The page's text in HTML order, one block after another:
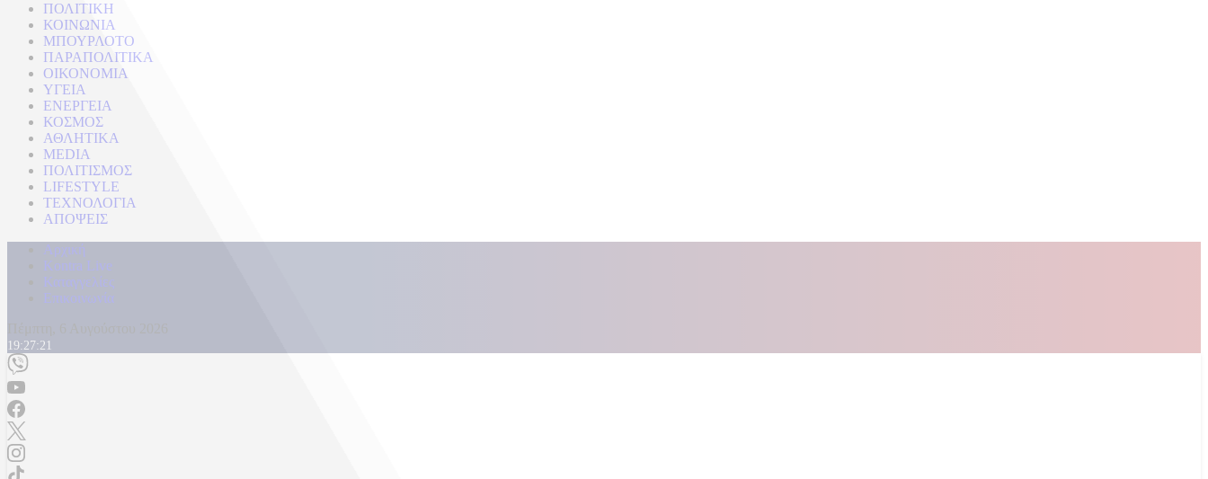
ΠΟΛΙΤΙΚΗ
ΚΟΙΝΩΝΙΑ
ΜΠΟΥΡΛΟΤΟ
ΠΑΡΑΠΟΛΙΤΙΚΑ
ΟΙΚΟΝΟΜΙΑ
ΥΓΕΙΑ
ΕΝΕΡΓΕΙΑ
ΚΟΣΜΟΣ
ΑΘΛΗΤΙΚΑ
MEDIA
ΠΟΛΙΤΙΣΜΟΣ
LIFESTYLE
ΤΕΧΝΟΛΟΓΙΑ
ΑΠΟΨΕΙΣ
Αρχική
Kontra Live
Καταγγελίες
Επικοινωνία
19:27:24